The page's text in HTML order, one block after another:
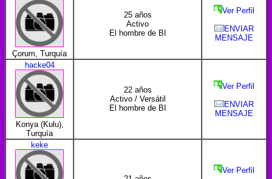
Çorum, Turquía
25 años
Activo
El hombre de BI
Ver Perfil
ENVIAR
MENSAJE
hacke04
Konya (Kulu),
Turquía
22 años
Activo / Versátil
El hombre de BI
Ver Perfil
ENVIAR
MENSAJE
keke
Ver Perfil